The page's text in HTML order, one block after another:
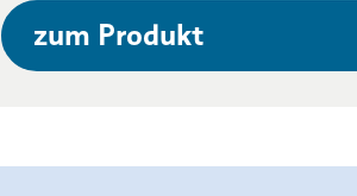
zum Produkt